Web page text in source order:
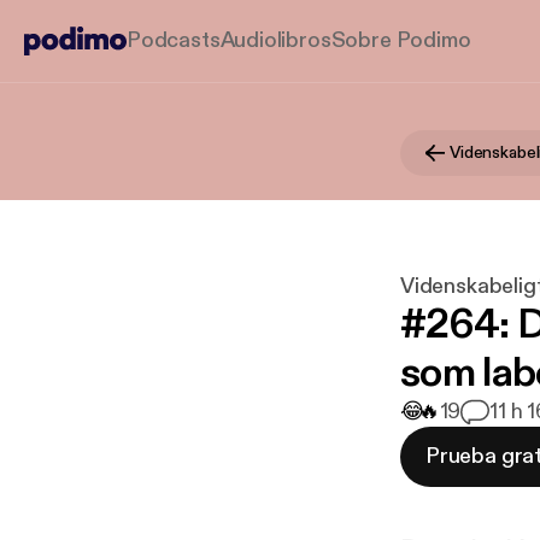
PodcastsAudiolibrosSobre Podimo
#264:
som
😂🔥19 11 h
Prueba